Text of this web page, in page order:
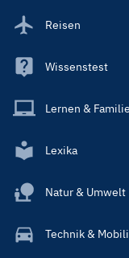
Reisen
Wissenstest
Lernen & Familie
Lexika
Natur & Umwelt
Technik &